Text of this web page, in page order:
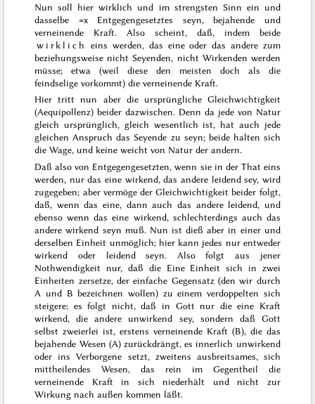
Nun soll hier wirklich und im strengsten Sinn ein und
dasselbe =x Entgegengesetztes seyn, bejahende und
verneinende Kraft. Also scheint, daß, indem beide
wirklich
eins werden, das eine oder das andere zum
beziehungsweise nicht Seyenden, nicht Wirkenden werden
müsse; etwa (weil diese den meisten doch als die
feindselige vorkommt) die verneinende Kraft.
Hier tritt nun aber die ursprüngliche Gleichwichtigkeit
(Aequipollenz) beider dazwischen. Denn da jede von Natur
gleich ursprünglich, gleich wesentlich ist, hat auch jede
gleichen Anspruch das Seyende zu seyn; beide halten sich
die Wage, und keine weicht von Natur der andern.
Daß also von Entgegengesetzten, wenn sie in der That eins
werden, nur das eine wirkend, das andere leidend sey, wird
zugegeben; aber vermöge der Gleichwichtigkeit beider folgt,
daß, wenn das eine, dann auch das andere leidend, und
ebenso wenn das eine wirkend, schlechterdings auch das
andere wirkend seyn muß. Nun ist dieß aber in einer und
derselben Einheit unmöglich; hier kann jedes nur entweder
wirkend oder leidend seyn. Also folgt aus jener
Nothwendigkeit nur, daß die Eine Einheit sich in zwei
Einheiten zersetze, der einfache Gegensatz (den wir durch
A und B bezeichnen wollen) zu einem verdoppelten sich
steigere; es folgt nicht, daß in Gott nur die eine Kraft
wirkend, die andere unwirkend sey, sondern daß Gott
selbst zweierlei ist, erstens verneinende Kraft (B), die das
bejahende Wesen (A) zurückdrängt, es innerlich unwirkend
oder ins Verborgene setzt, zweitens ausbreitsames, sich
mittheilendes Wesen, das rein im Gegentheil die
verneinende Kraft in sich niederhält und nicht zur
Wirkung nach außen kommen läßt.